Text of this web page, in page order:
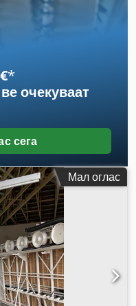
*
ве очекуваат
сега
Мал оглас